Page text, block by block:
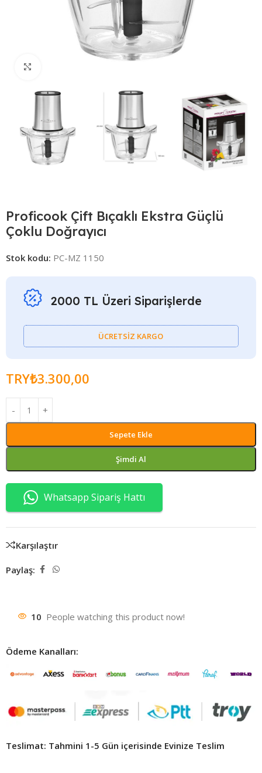
Proficook Çift Bıçaklı Ekstra Güçlü
Çoklu Doğrayıcı
Stok kodu: PC-MZ 1150
2000 TL Üzeri Siparişlerde
ÜCRETSİZ KARGO
TRY₺3.300,00
Sepete Ekle
Şimdi Al
Whatsapp Sipariş Hattı
Karşılaştır
Paylaş:
10 People watching this product now!
Ödeme Kanalları:
Teslimat: Tahmini 1-5 Gün içerisinde Evinize Teslim ​